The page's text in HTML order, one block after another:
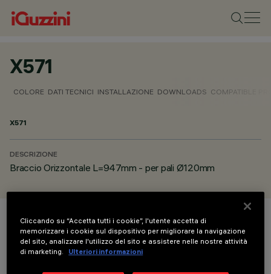
X571
COLORE DATI TECNICI INSTALLAZIONE DOWNLOADS COMPATIBLE
X571
DESCRIZIONE
Braccio Orizzontale L=947mm - per pali Ø120mm
COLORE
Cliccando su “Accetta tutti i cookie”, l'utente accetta di
memorizzare i cookie sul dispositivo per migliorare la navigazione
del sito, analizzare l'utilizzo del sito e assistere nelle nostre attività
di marketing.
Ulteriori informazioni